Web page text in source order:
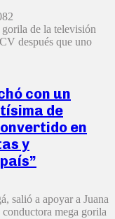
gorila de la televisión
después que uno
con un
de
en
y
salió a apoyar a Juana
mega gorila